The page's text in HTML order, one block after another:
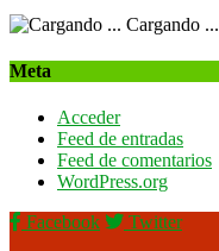
Cargando ...
Meta
Acceder
Feed de entradas
Feed de comentarios
WordPress.org
Facebook
Twitter